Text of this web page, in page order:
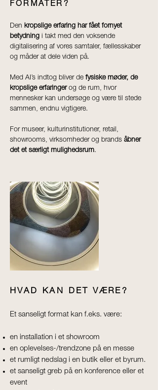
FORMATER?
Den kropslige erfaring har fået fornyet
betydning i takt med den voksende
digitalisering af vores samtaler, fællesskaber
og måder at dele viden på.
Med AI’s indtog bliver de fysiske møder, de
kropslige erfaringer og de rum, hvor
mennesker kan undersøge og være til stede
sammen, endnu vigtigere.
For museer, kulturinstitutioner, retail,
showrooms, virksomheder og brands åbner
det et særligt mulighedsrum.
HVAD KAN DET VÆRE?
Et sanseligt format kan f.eks. være:
en installation i et showroom
en oplevelses-/trendzone på en messe
et rumligt nedslag i en butik eller et byrum.
et sanseligt greb på en konference eller et
event